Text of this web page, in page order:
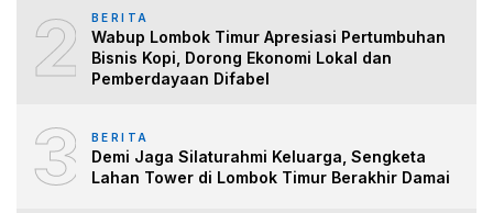
2 BERITA
Wabup Lombok Timur Apresiasi Pertumbuhan
Bisnis Kopi, Dorong Ekonomi Lokal dan
Pemberdayaan Difabel
3 BERITA
Demi Jaga Silaturahmi Keluarga, Sengketa
Lahan Tower di Lombok Timur Berakhir Damai